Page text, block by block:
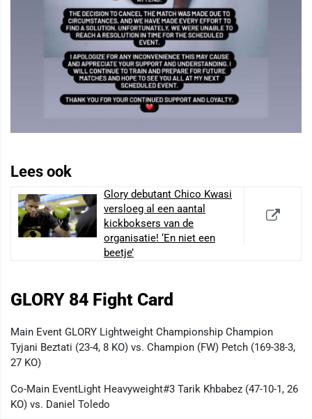
Lees ook
Glory debutant Chico Kwasi
versloeg al een aantal
kickboksers van de
organisatie! ‘En niet een
beetje’
GLORY 84 Fight Card
Main Event GLORY Lightweight Championship Champion
Tyjani Beztati (23-4, 8 KO) vs. Champion (FW) Petch (169-38-3,
27 KO)
Co-Main EventLight Heavyweight#3 Tarik Khbabez (47-10-1, 26
KO) vs. Daniel Toledo